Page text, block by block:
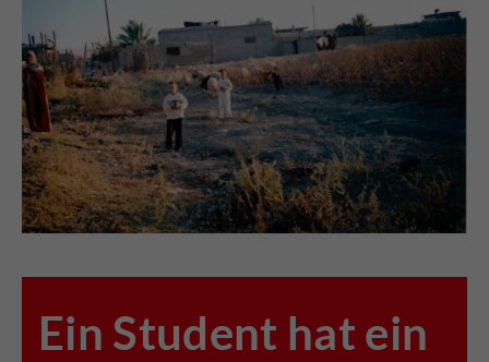
Ein Student hat ein